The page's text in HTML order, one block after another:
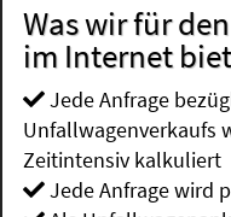
Was wir für
im Internet
Jede Anfrage
Unfallwagenverkaufs
Zeitintensiv kalkuliert
Jede Anfrage wird